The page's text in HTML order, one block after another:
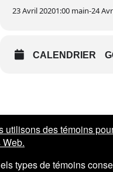
23 Avril 20201:00 main-24
CALENDRIER
utilisons des témoins
types de témoins